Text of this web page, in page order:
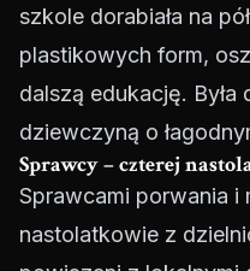
szkole dorabiała na
plastikowych form,
dalszą edukację. Była
dziewczyną o
Sprawcy – czterej
Sprawcami porwania i
nastolatkowie z